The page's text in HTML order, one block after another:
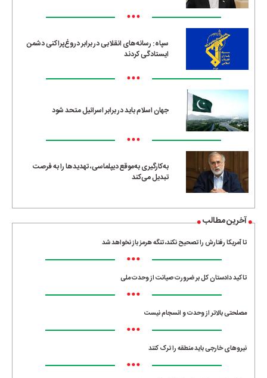
•••
سپاه: رسانه‌های انقلابی در برابر دروغ‌پراکنی دشمن
ایستادگی کردند
•••
جهان اسلام باید در برابر اسرائیل متحد شود
•••
به‌کارگیری به‌موقع دیپلماسی، تهدیدها را به فرصت
تبدیل می‌کند
آخرین مطالب
تا آمریکا رفتارش را تصحیح نکند، تنگه هرمز باز نخواهد شد
•••
تاکید دادستان کل بر ضرورت صیانت از وحدت ملی
•••
مصلحتی بالاتر از وحدت و انسجام نیست
•••
نیروهای خارجی باید منطقه را ترک کنند
•••